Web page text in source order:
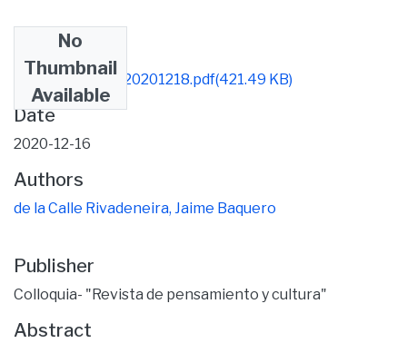
No
Thumbnail
Available
103-1-292-2-10-20201218.pdf(421.49 KB)
Date
2020-12-16
Authors
de la Calle Rivadeneira, Jaime Baquero
Publisher
Colloquia- "Revista de pensamiento y cultura"
Abstract